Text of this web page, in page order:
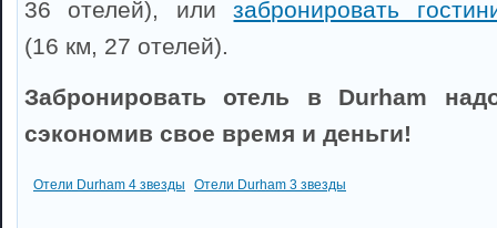
36 отелей), илизабронировать
(16 км, 27 отелей).
Забронировать отель в Durham
сэкономив свое время и деньги!
Отели Durham 4 звезды Отели Durham 3 звезды